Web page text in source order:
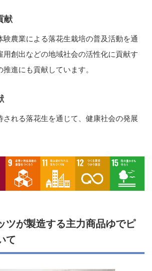
献
験農業による落花生栽培の普及活動を通
用創出などの地域社会の活性化に貢献す
進にも貢献しています。
される落花生を通じて、健康社会の発展
ツが製造する主力商品ゆでピ
て